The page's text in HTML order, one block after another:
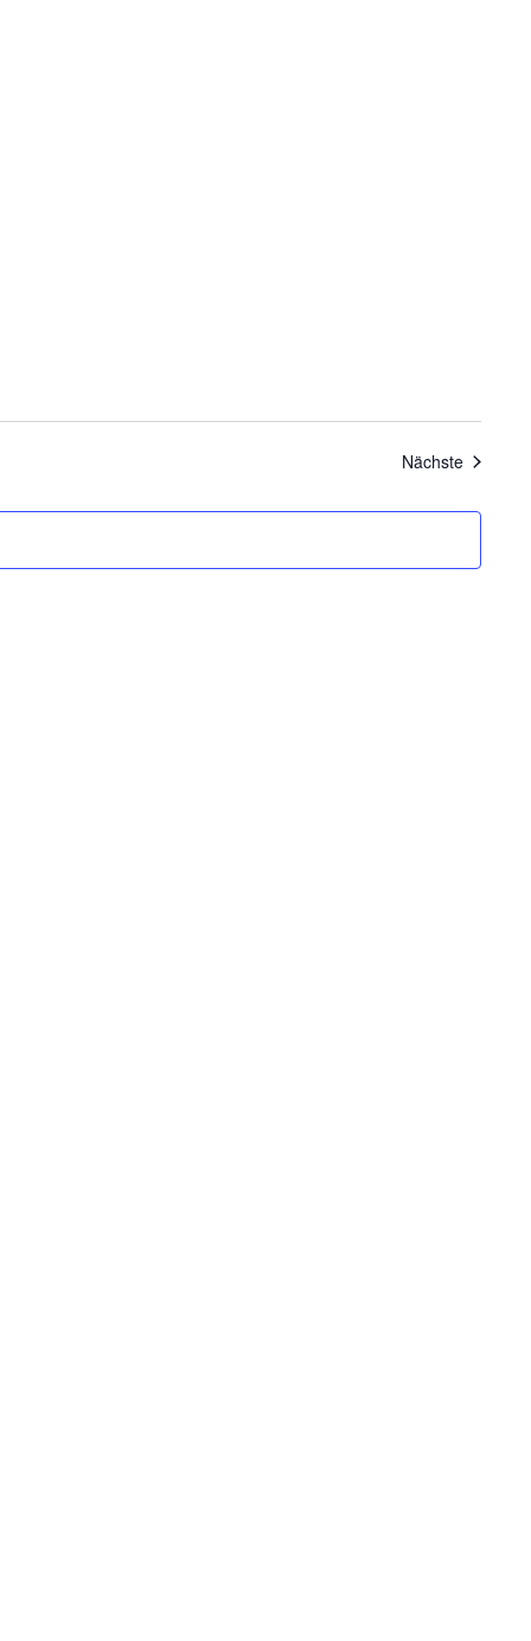
Nächste